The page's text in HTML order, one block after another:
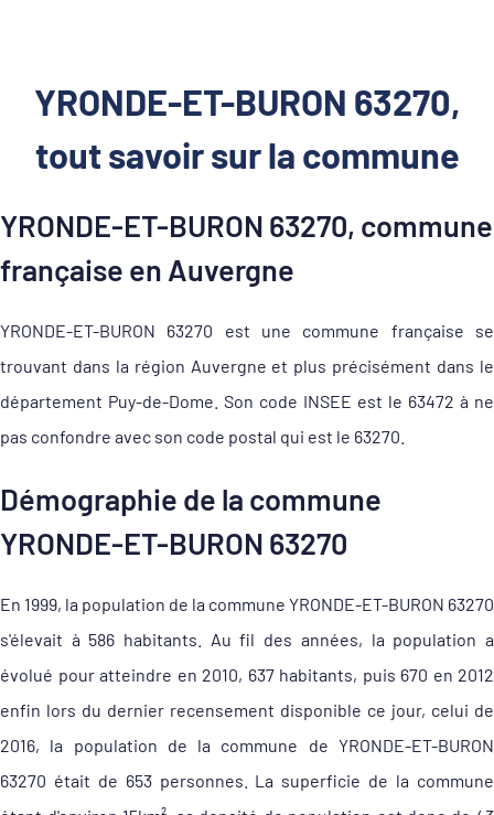
YRONDE-ET-BURON 63270,
tout savoir sur la commune
YRONDE-ET-BURON 63270, commune
française en Auvergne
YRONDE-ET-BURON 63270 est une commune française se
trouvant dans la région Auvergne et plus précisément dans le
département Puy-de-Dome. Son code INSEE est le 63472 à ne
pas confondre avec son code postal qui est le 63270.
Démographie de la commune
YRONDE-ET-BURON 63270
En 1999, la population de la commune YRONDE-ET-BURON 63270
s'élevait à 586 habitants. Au fil des années, la population a
évolué pour atteindre en 2010, 637 habitants, puis 670 en 2012
enfin lors du dernier recensement disponible ce jour, celui de
2016, la population de la commune de YRONDE-ET-BURON
63270 était de 653 personnes. La superficie de la commune